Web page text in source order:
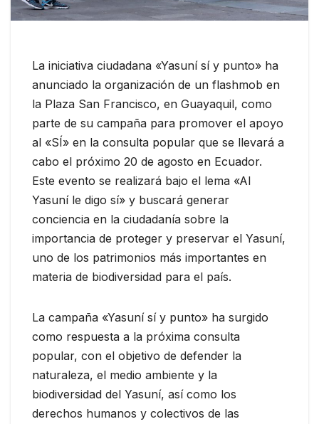
La iniciativa ciudadana «Yasuní sí y punto» ha
anunciado la organización de un flashmob en
la Plaza San Francisco, en Guayaquil, como
parte de su campaña para promover el apoyo
al «SÍ» en la consulta popular que se llevará a
cabo el próximo 20 de agosto en Ecuador.
Este evento se realizará bajo el lema «Al
Yasuní le digo sí» y buscará generar
conciencia en la ciudadanía sobre la
importancia de proteger y preservar el Yasuní,
uno de los patrimonios más importantes en
materia de biodiversidad para el país.
La campaña «Yasuní sí y punto» ha surgido
como respuesta a la próxima consulta
popular, con el objetivo de defender la
naturaleza, el medio ambiente y la
biodiversidad del Yasuní, así como los
derechos humanos y colectivos de las